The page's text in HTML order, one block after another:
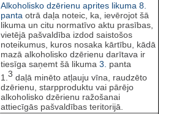
Alkoholisko dzērienu aprites likuma 8.
panta otrā daļa noteic, ka, ievērojot šā
likuma un citu normatīvo aktu prasības,
vietējā pašvaldība izdod saistošos
noteikumus, kuros nosaka kārtību, kādā
mazā alkoholisko dzērienu darītava ir
tiesīga saņemt šā likuma 3.
panta
1. 3 daļā minēto atļauju vīna, raudzēto
dzērienu, starpproduktu vai pārējo
alkoholisko dzērienu ražošanai
attiecīgās pašvaldības teritorijā.